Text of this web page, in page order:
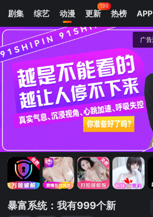
剧集 综艺 动漫 更新
130
热榜 APP
我的观影记录
暴富系统：我有999个新马甲 动态漫画
清空
暴富系统：我有999个新